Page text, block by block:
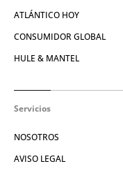
ATLÁNTICO HOY
CONSUMIDOR GLOBAL
HULE & MANTEL
Servicios
NOSOTROS
AVISO LEGAL